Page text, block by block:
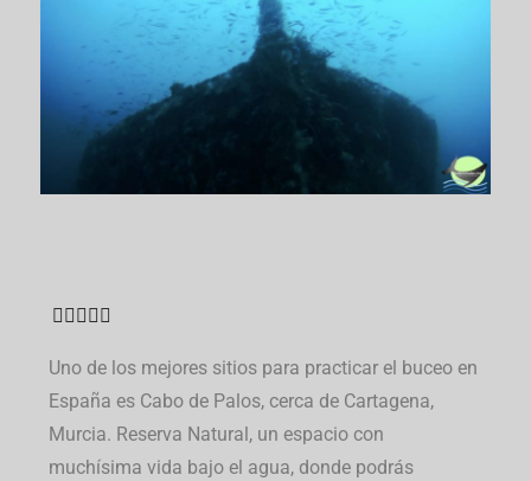

Uno de los mejores sitios para practicar el buceo en
España es Cabo de Palos, cerca de Cartagena,
Murcia. Reserva Natural, un espacio con
muchísima vida bajo el agua, donde podrás